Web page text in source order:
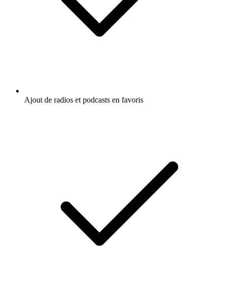
Ajout de radios et podcasts en favoris